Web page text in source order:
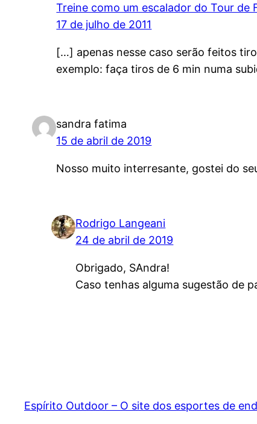
Treine como um escalador do Tour de
17 de julho de 2011
[…] apenas nesse caso serão feitos
exemplo: faça tiros de 6 min numa
sandra fatima
15 de abril de 2019
Nosso muito interresante, gostei do
Rodrigo Langeani
24 de abril de 2019
Obrigado, SAndra!
Caso tenhas alguma sugestão de
Espírito Outdoor – O site dos esportes de